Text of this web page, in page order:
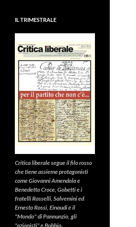
IL TRIMESTRALE
Critica liberalesegue il filo rosso
che tiene assieme protagonisti
come Giovanni Amendola e
Benedetto Croce, Gobetti e i
fratelli Rosselli, Salvemini ed
Ernesto Rossi, Einaudi e il
"Mondo" di Pannunzio, gli
"azionisti" e Bobbio.